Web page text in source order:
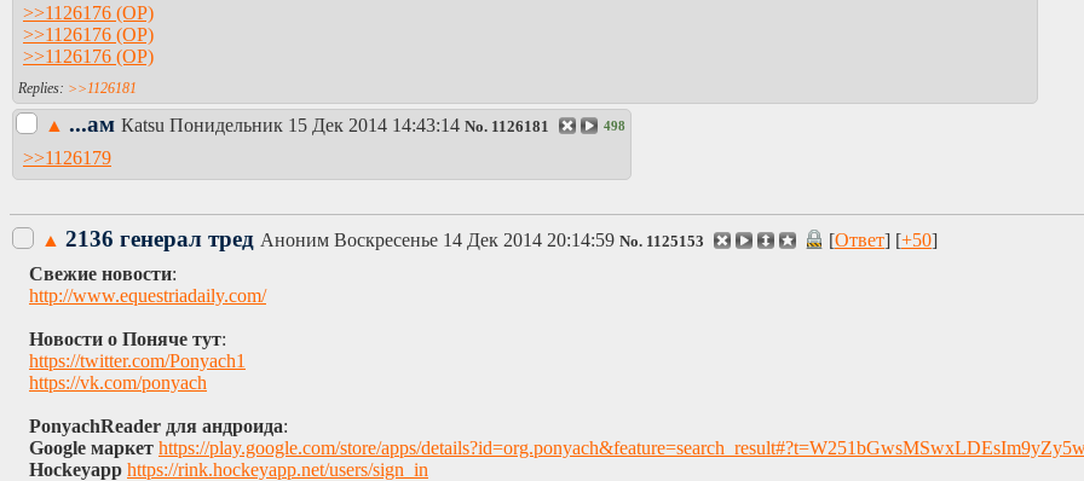
>>1126176
>>1126176
>>1126176
>>1126181
▲ ...ам Каtsu Понидельник 15 Дек 2014 14:43:14 No. 1126181 498
>>1126179
▲ 2136 генерал тред Аноним Воскресенье 14 Дек 2014 20:14:59 No. 1125153 [Ответ] [+50]
Свежие новости:
http://www.equestriadaily.com/
Новости о Поняче тут:
https://twitter.com/Ponyach1
https://vk.com/ponyach
PonyachReader для андроида:
Google маркет https://play.google.com/store/apps/
Hockeyapp https://rink.hockeyapp.net/users/sign_in